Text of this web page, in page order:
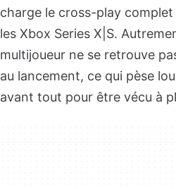
charge le cross-play complet
les Xbox Series X|S.
multijoueur ne se retrouve
au lancement, ce qui pèse
avant tout pour être vécu à